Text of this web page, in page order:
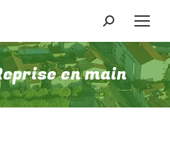
Recherche
:
en main